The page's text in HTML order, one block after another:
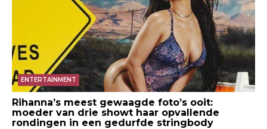
ENTERTAINMENT
Rihanna’s meest gewaagde foto’s ooit:
moeder van drie showt haar opvallende
rondingen in een gedurfde stringbody